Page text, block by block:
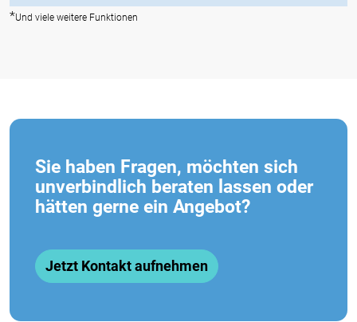
*Und viele weitere Funktionen
Sie haben Fragen, möchten sich
unverbindlich beraten lassen oder
hätten gerne ein Angebot?
Jetzt Kontakt aufnehmen